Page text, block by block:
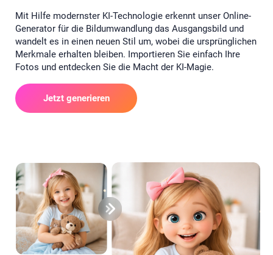
Mit Hilfe modernster KI-Technologie erkennt unser Online-
Generator für die Bildumwandlung das Ausgangsbild und
wandelt es in einen neuen Stil um, wobei die ursprünglichen
Merkmale erhalten bleiben. Importieren Sie einfach Ihre
Fotos und entdecken Sie die Macht der KI-Magie.
Jetzt generieren